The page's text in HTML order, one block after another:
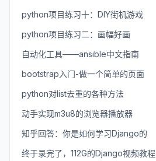
python项目练习十：DIY街机游戏
python项目练习二：画幅好画
自动化工具——ansible中文指南
bootstrap入门-做一个简单的页面
python对list去重的各种方法
动手实现m3u8的浏览器播放器
知乎回答：你是如何学习Django的
终于录完了，112G的Django视频教程